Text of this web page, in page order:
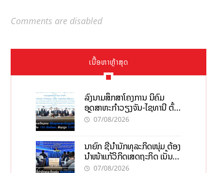
Comments are disabled
ເນື້ອຫາຫຼ້າສຸດ
ລົງນາມສຶກສາໂຄງການ ນິຄົມ
ອຸດສາຫະກຳວຽງຈັນ-ໄຊທານີ ຕັ້ງ
ເປົ້າດຶງທຶນ 150 ລ້ານໂດລາ, ສ້າງ
07/08/2026
ນາຍົກ ຊີ້ນຳນັກທຸລະກິດໜຸ່ມ ຕ້ອງ
ນຳໜ້າແກ້ວິກິດເສດຖະກິດ ເນັ້ນດຶງ
ທຶນສາກົນ, ຫັນສູ່ດິຈິຕອນ
07/08/2026